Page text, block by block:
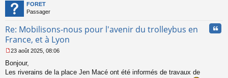
n
o
l
u
FORET
Passager
Re: Mobilisons-nous pour l'avenir du trolleybus en
France, et à Lyon
e
s
23 août 2025, 08:06
Bonjour,
Les riverains de la place Jen Macé ont été informés de travaux de